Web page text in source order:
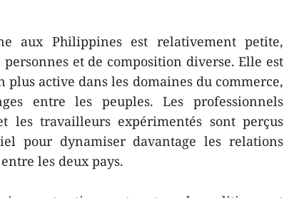
aux Philippines est relativement petite,
et de composition diverse. Elle est
plus active dans les domaines du commerce,
entre les peuples. Les professionnels
les travailleurs expérimentés sont perçus
pour dynamiser davantage les relations
les deux pays.